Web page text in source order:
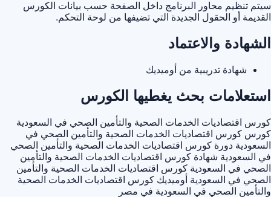
سيتم تنظيم محاور البرنامج داخل الصفحة حسب بيانات الكورس
القديمة أو الحقول الجديدة التي تضيفها من لوحة التحكم.
الشهادة والاعتماد
شهادة تدريبية من أوميديك
استعلامات بحث يغطيها الكورس
كورس اقتصاديات الخدمات الصحية والتأمين الصحي في السعودية
كورس كورس اقتصاديات الخدمات الصحية والتأمين الصحي في
السعودية دورة كورس اقتصاديات الخدمات الصحية والتأمين الصحي
في السعودية شهادة كورس اقتصاديات الخدمات الصحية والتأمين
الصحي في السعودية كورس اقتصاديات الخدمات الصحية والتأمين
الصحي في السعودية أوميديك كورس اقتصاديات الخدمات الصحية
والتأمين الصحي في السعودية في مصر